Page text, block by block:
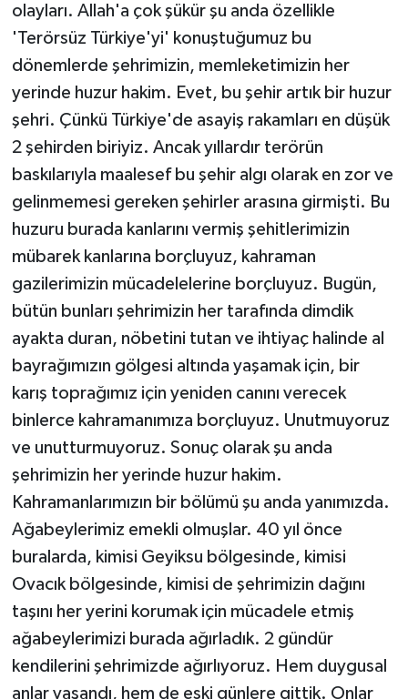
olayları. Allah'a çok şükür şu anda özellikle
'Terörsüz Türkiye'yi' konuştuğumuz bu
dönemlerde şehrimizin, memleketimizin her
yerinde huzur hakim. Evet, bu şehir artık bir huzur
şehri. Çünkü Türkiye'de asayiş rakamları en düşük
2 şehirden biriyiz. Ancak yıllardır terörün
baskılarıyla maalesef bu şehir algı olarak en zor ve
gelinmemesi gereken şehirler arasına girmişti. Bu
huzuru burada kanlarını vermiş şehitlerimizin
mübarek kanlarına borçluyuz, kahraman
gazilerimizin mücadelelerine borçluyuz. Bugün,
bütün bunları şehrimizin her tarafında dimdik
ayakta duran, nöbetini tutan ve ihtiyaç halinde al
bayrağımızın gölgesi altında yaşamak için, bir
karış toprağımız için yeniden canını verecek
binlerce kahramanımıza borçluyuz. Unutmuyoruz
ve unutturmuyoruz. Sonuç olarak şu anda
şehrimizin her yerinde huzur hakim.
Kahramanlarımızın bir bölümü şu anda yanımızda.
Ağabeylerimiz emekli olmuşlar. 40 yıl önce
buralarda, kimisi Geyiksu bölgesinde, kimisi
Ovacık bölgesinde, kimisi de şehrimizin dağını
taşını her yerini korumak için mücadele etmiş
ağabeylerimizi burada ağırladık. 2 gündür
kendilerini şehrimizde ağırlıyoruz. Hem duygusal
anlar yaşandı, hem de eski günlere gittik. Onlar